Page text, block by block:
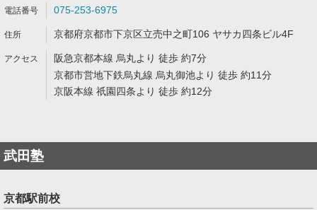
075-253-6975
京都府京都市下京区立売中之町106 ヤサカ四条ビル4F
阪急京都本線 烏丸より 徒歩 約7分
京都市営地下鉄烏丸線 烏丸御池より 徒歩 約11分
京阪本線 祇園四条より 徒歩 約12分
武田塾
京都駅前校